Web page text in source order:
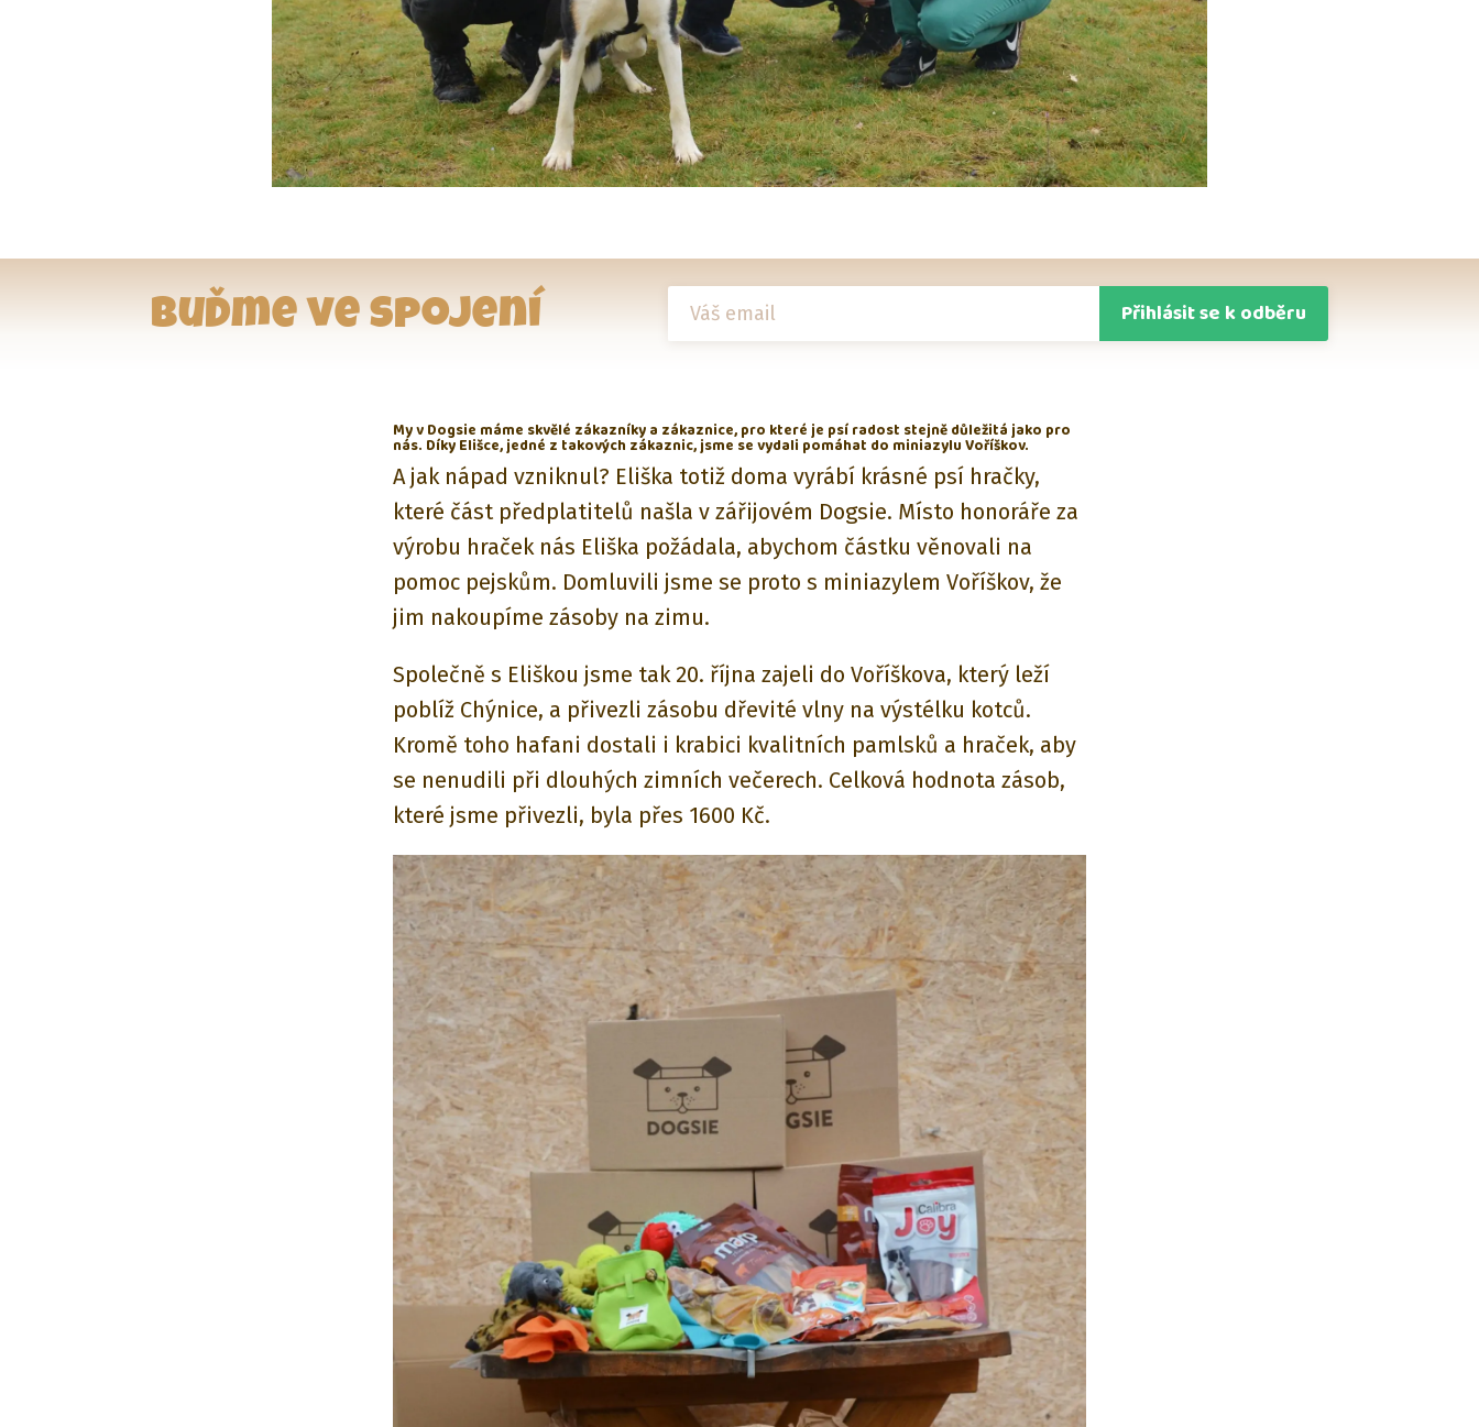
Buďme ve spojení Přihlásit se k odběru
My v Dogsie máme skvělé zákazníky a zákaznice, pro které je psí radost stejně důležitá jako pro
nás. Díky Elišce, jedné z takových zákaznic, jsme se vydali pomáhat do miniazylu Voříškov.
A jak nápad vzniknul? Eliška totiž doma vyrábí krásné psí hračky,
které část předplatitelů našla v zářijovém Dogsie. Místo honoráře za
výrobu hraček nás Eliška požádala, abychom částku věnovali na
pomoc pejskům. Domluvili jsme se proto s miniazylem Voříškov, že
jim nakoupíme zásoby na zimu.
Společně s Eliškou jsme tak 20. října zajeli do Voříškova, který leží
poblíž Chýnice, a přivezli zásobu dřevité vlny na výstélku kotců.
Kromě toho hafani dostali i krabici kvalitních pamlsků a hraček, aby
se nenudili při dlouhých zimních večerech. Celková hodnota zásob,
které jsme přivezli, byla přes 1600 Kč.